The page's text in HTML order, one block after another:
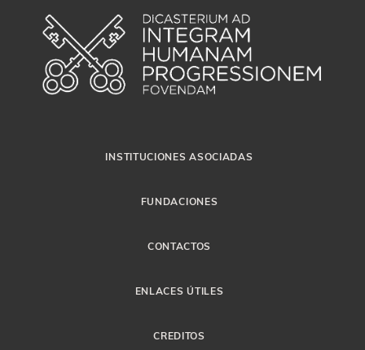
INSTITUCIONES ASOCIADAS
FUNDACIONES
CONTACTOS
ENLACES ÚTILES
CREDITOS